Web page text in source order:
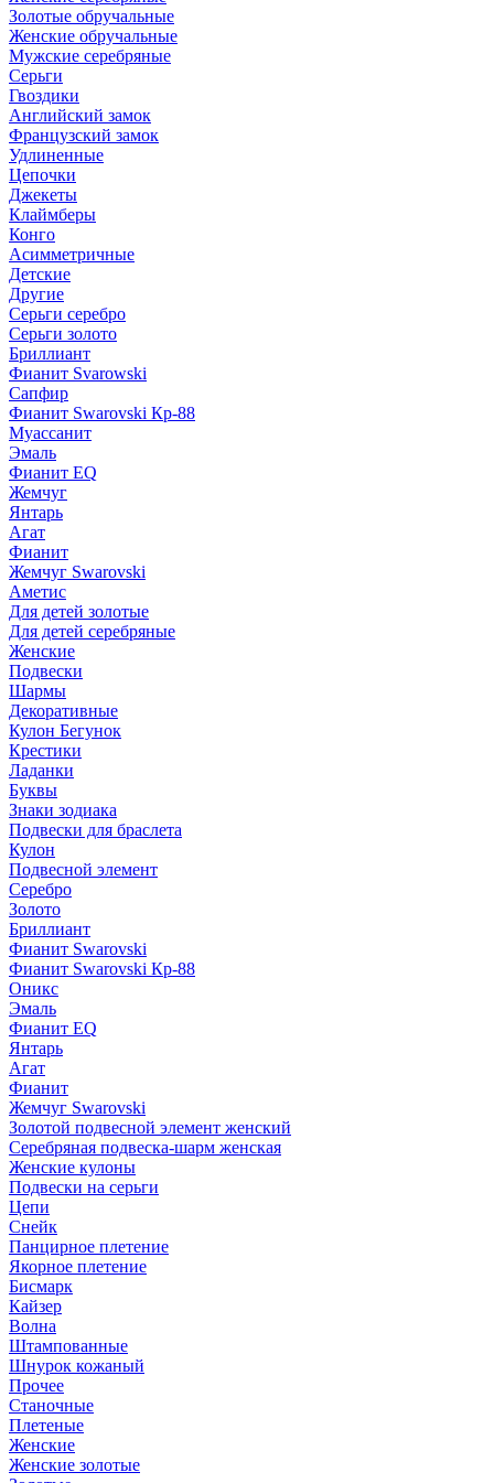
Золотые обручальные
Женские обручальные
Мужские серебряные
Серьги
Гвоздики
Английский замок
Французский замок
Удлиненные
Цепочки
Джекеты
Клаймберы
Конго
Асимметричные
Детские
Другие
Серьги серебро
Серьги золото
Бриллиант
Фианит Svarowski
Сапфир
Фианит Swarovski Кр-88
Муассанит
Эмаль
Фианит EQ
Жемчуг
Янтарь
Агат
Фианит
Жемчуг Swarovski
Аметис
Для детей золотые
Для детей серебряные
Женские
Подвески
Шармы
Декоративные
Кулон Бегунок
Крестики
Ладанки
Буквы
Знаки зодиака
Подвески для браслета
Кулон
Подвесной элемент
Серебро
Золото
Бриллиант
Фианит Swarovski
Фианит Swarovski Кр-88
Оникс
Эмаль
Фианит EQ
Янтарь
Агат
Фианит
Жемчуг Swarovski
Золотой подвесной элемент женcкий
Серебряная подвеска-шарм женская
Женские кулоны
Подвески на серьги
Цепи
Снейк
Панцирное плетение
Якорное плетение
Бисмарк
Кайзер
Волна
Штампованные
Шнурок кожаный
Прочее
Станочные
Плетеные
Женские
Женские золотые